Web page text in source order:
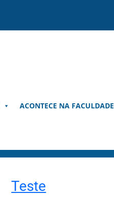
ACONTECE NA FACULDADE
Teste